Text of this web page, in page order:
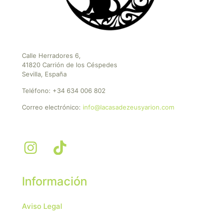
Calle Herradores 6,
41820 Carrión de los Céspedes
Sevilla, España
Teléfono: +34 634 006 802
Correo electrónico: info@lacasadezeusyarion.com
Información
Aviso Legal